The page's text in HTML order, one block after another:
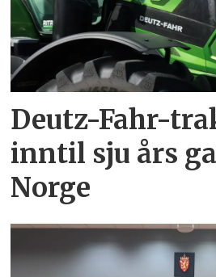
Deutz-Fahr-
inntil sju års
Norge